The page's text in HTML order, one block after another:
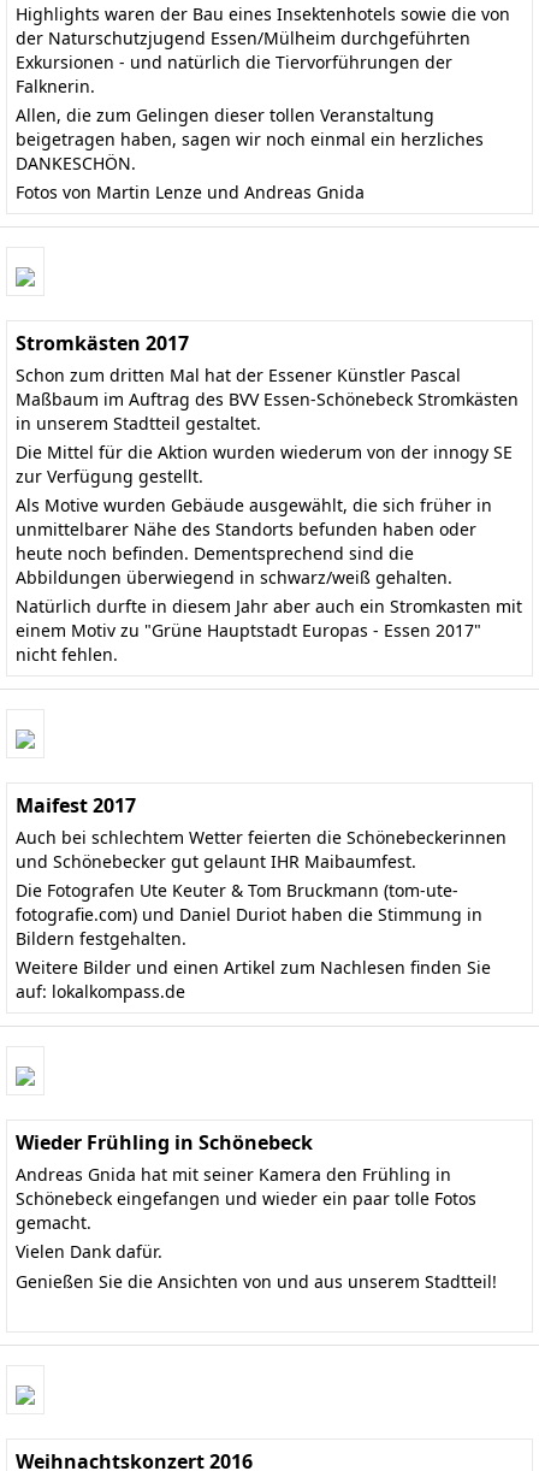
Highlights waren der Bau eines Insektenhotels sowie die von
der Naturschutzjugend Essen/Mülheim durchgeführten
Exkursionen - und natürlich die Tiervorführungen der
Falknerin.
Allen, die zum Gelingen dieser tollen Veranstaltung
beigetragen haben, sagen wir noch einmal ein herzliches
DANKESCHÖN.
Fotos von Martin Lenze und Andreas Gnida
Stromkästen 2017
Schon zum dritten Mal hat der Essener Künstler Pascal
Maßbaum im Auftrag des BVV Essen-Schönebeck Stromkästen
in unserem Stadtteil gestaltet.
Die Mittel für die Aktion wurden wiederum von der innogy SE
zur Verfügung gestellt.
Als Motive wurden Gebäude ausgewählt, die sich früher in
unmittelbarer Nähe des Standorts befunden haben oder
heute noch befinden. Dementsprechend sind die
Abbildungen überwiegend in schwarz/weiß gehalten.
Natürlich durfte in diesem Jahr aber auch ein Stromkasten mit
einem Motiv zu "Grüne Hauptstadt Europas - Essen 2017"
nicht fehlen.
Maifest 2017
Auch bei schlechtem Wetter feierten die Schönebeckerinnen
und Schönebecker gut gelaunt IHR Maibaumfest.
Die Fotografen Ute Keuter & Tom Bruckmann (tom-ute-
fotografie.com) und Daniel Duriot haben die Stimmung in
Bildern festgehalten.
Weitere Bilder und einen Artikel zum Nachlesen finden Sie
auf: lokalkompass.de
Wieder Frühling in Schönebeck
Andreas Gnida hat mit seiner Kamera den Frühling in
Schönebeck eingefangen und wieder ein paar tolle Fotos
gemacht.
Vielen Dank dafür.
Genießen Sie die Ansichten von und aus unserem Stadtteil!
Weihnachtskonzert 2016